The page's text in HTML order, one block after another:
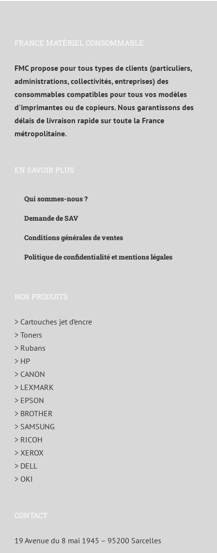
FRANCE MATÉRIEL CONSOMMABLE
FMC propose pour tous types de clients (particuliers,
administrations, collectivités, entreprises) des
consommables compatibles pour tous vos modèles
d'imprimantes ou de copieurs. Nous garantissons des
délais de livraison rapide sur toute la France
métropolitaine.
EN SAVOIR PLUS
Qui sommes-nous ?
Demande de SAV
Conditions générales de ventes
Politique de confidentialité et mentions légales
NOS PRODUITS
> Cartouches jet d’encre
> Toners
> Rubans
> HP
> CANON
> LEXMARK
> EPSON
> BROTHER
> SAMSUNG
> RICOH
> XEROX
> DELL
> OKI
CONTACT
19 Avenue du 8 mai 1945 – 95200 Sarcelles